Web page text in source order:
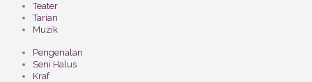
Teater
Tarian
Muzik
Pengenalan
Seni Halus
Kraf